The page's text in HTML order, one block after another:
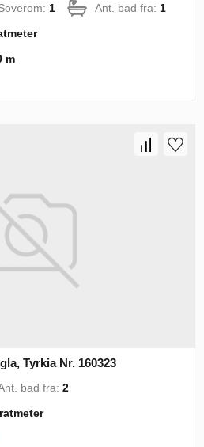
1 Ant. bad fra: 1
m
Tyrkia Nr. 160323
bad fra:2